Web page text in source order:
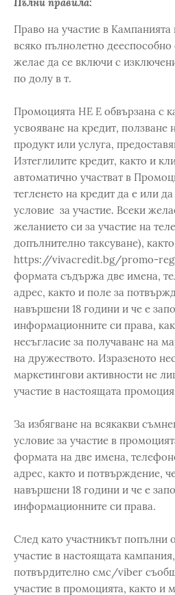
Право на участие в
всяко пълнолетно
желае да се включи с
по долу в т.
Промоцията НЕ Е обвързана с
усвояване на кредит, ползване
продукт или услуга,
Изтеглилите кредит, както и
автоматично участват в
тегленето на кредит да е или
условие за участие. Всеки
желанието си за участие на
допълнително таксуване),
https://vivacredit.bg/promo-
формата съдържа две имена,
адрес, както и поле за
навършени 18 години и че е
информационните си права,
несъгласие за получаване на
на дружеството. Изразеното
маркетингови активности не
участие в настоящата
За избягване на всякакви
условие за участие в
формата на две имена,
адрес, както и потвърждение,
навършени 18 години и че е
информационните си права.
След като участникът попълни
участие в настоящата
потвърдително смс/viber
участие в промоцията, както и